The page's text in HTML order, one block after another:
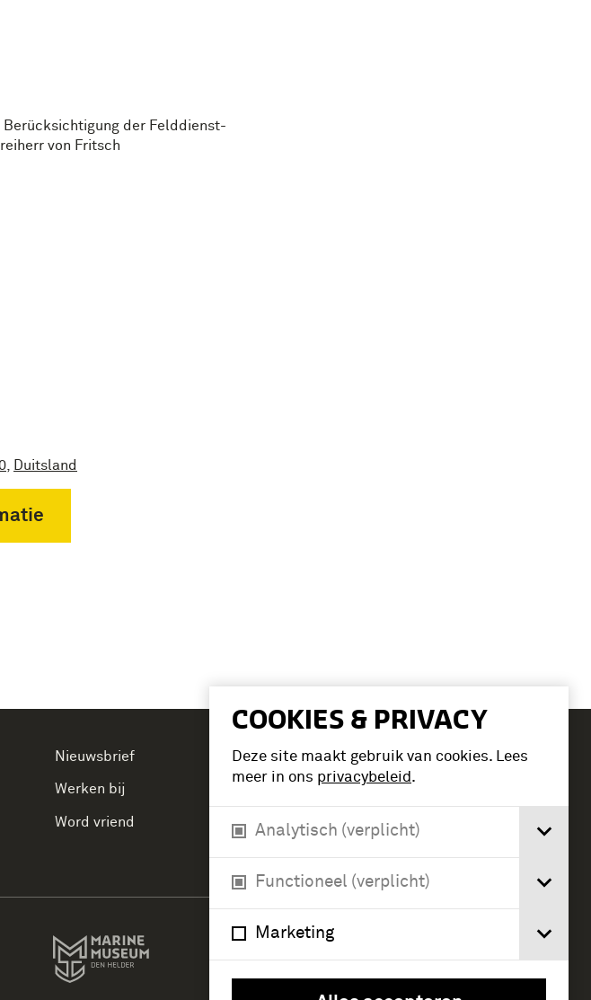
COOKIES & PRIVACY
Deze site maakt gebruik van cookies. Lees
meer in ons privacybeleid.
Analytisch (verplicht)
Functioneel (verplicht)
Marketing
der Felddienst-
von Fritsch
Duitsland
Nieuwsbrief
Werken bij
Word vriend
Tickets
Verlengde Paltzerweg 1